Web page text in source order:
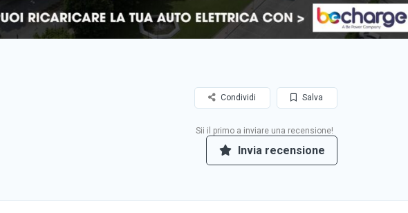
Salva
Condividi
Sii il primo a inviare una recensione!
Invia recensione